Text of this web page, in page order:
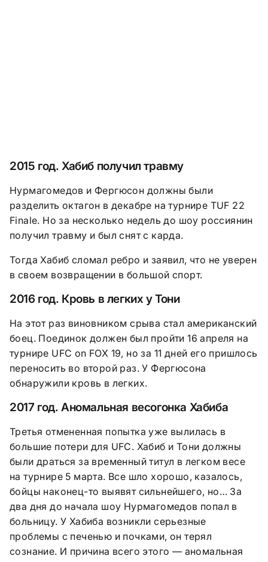
2015 год. Хабиб получил травму
Нурмагомедов и Фергюсон должны были
разделить октагон в декабре на турнире TUF 22
Finale. Но за несколько недель до шоу россиянин
получил травму и был снят с карда.
Тогда Хабиб сломал ребро и заявил, что не уверен
в своем возвращении в большой спорт.
2016 год. Кровь в легких у Тони
На этот раз виновником срыва стал американский
боец. Поединок должен был пройти 16 апреля на
турнире UFC on FOX 19, но за 11 дней его пришлось
переносить во второй раз. У Фергюсона
обнаружили кровь в легких.
2017 год. Аномальная весогонка Хабиба
Третья отмененная попытка уже вылилась в
большие потери для UFC. Хабиб и Тони должны
были драться за временный титул в легком весе
на турнире 5 марта. Все шло хорошо, казалось,
бойцы наконец-то выявят сильнейшего, но… За
два дня до начала шоу Нурмагомедов попал в
больницу. У Хабиба возникли серьезные
проблемы с печенью и почками, он терял
сознание. И причина всего этого — аномальная